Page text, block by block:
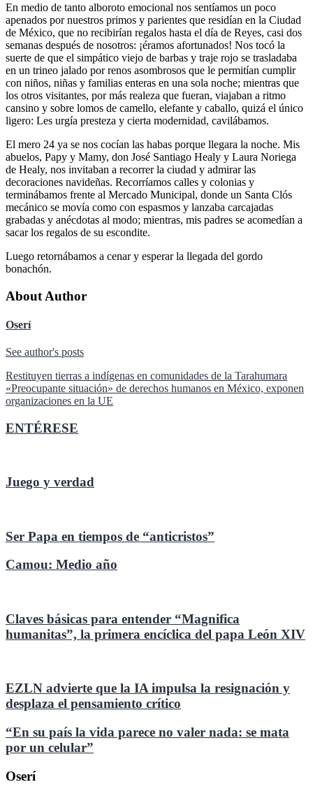
En medio de tanto alboroto emocional nos sentíamos un poco
apenados por nuestros primos y parientes que residían en la Ciudad
de México, que no recibirían regalos hasta el día de Reyes, casi dos
semanas después de nosotros: ¡éramos afortunados! Nos tocó la
suerte de que el simpático viejo de barbas y traje rojo se trasladaba
en un trineo jalado por renos asombrosos que le permitían cumplir
con niños, niñas y familias enteras en una sola noche; mientras que
los otros visitantes, por más realeza que fueran, viajaban a ritmo
cansino y sobre lomos de camello, elefante y caballo, quizá el único
ligero: Les urgía presteza y cierta modernidad, cavilábamos.
El mero 24 ya se nos cocían las habas porque llegara la noche. Mis
abuelos, Papy y Mamy, don José Santiago Healy y Laura Noriega
de Healy, nos invitaban a recorrer la ciudad y admirar las
decoraciones navideñas. Recorríamos calles y colonias y
terminábamos frente al Mercado Municipal, donde un Santa Clós
mecánico se movía como con espasmos y lanzaba carcajadas
grabadas y anécdotas al modo; mientras, mis padres se acomedían a
sacar los regalos de su escondite.
Luego retornábamos a cenar y esperar la llegada del gordo
bonachón.
About Author
Oserí
See author's posts
Navegación
de
Restituyen tierras a indígenas en comunidades de la Tarahumara
«Preocupante situación» de derechos humanos en México, exponen
organizaciones en la UE
ENTÉRESE
Juego y verdad
Ser Papa en tiempos de “anticristos”
Camou: Medio año
Claves básicas para entender “Magnifica
humanitas”, la primera encíclica del papa León XIV
EZLN advierte que la IA impulsa la resignación y
desplaza el pensamiento crítico
“En su país la vida parece no valer nada: se mata
por un celular”
Oserí